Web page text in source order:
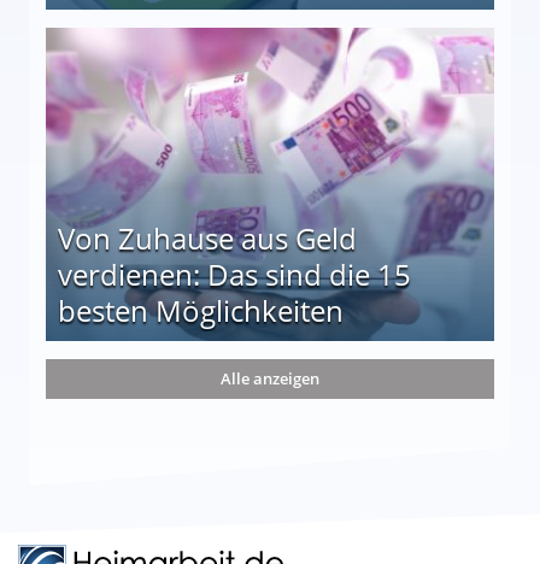
auf einen Blick
Von Zuhause aus Geld
verdienen: Das sind die 15
besten Möglichkeiten
die 15 besten Möglichkeiten
Alle anzeigen